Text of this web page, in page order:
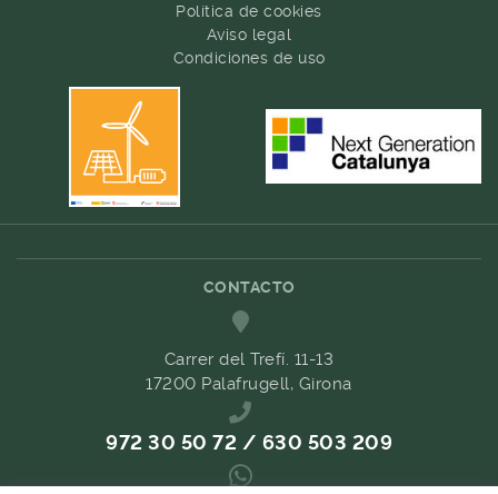
Política de cookies
Aviso legal
Condiciones de uso
CONTACTO
Carrer del Trefí. 11-13
17200 Palafrugell, Girona
972 30 50 72 / 630 503 209